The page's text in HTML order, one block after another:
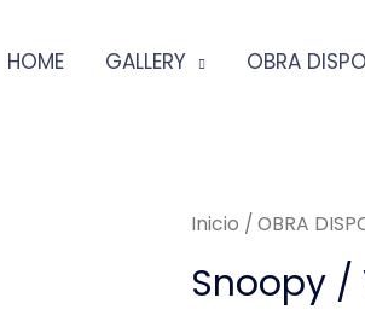
HOME GALLERY OBRA
Inicio /OBRA
Snoopy /